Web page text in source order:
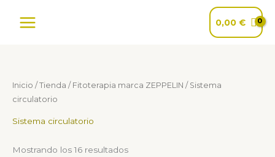
0,00 €
Inicio /Tienda / Fitoterapia marca ZEPPELIN / Sistema
circulatorio
Sistema circulatorio
Mostrando los 16 resultados